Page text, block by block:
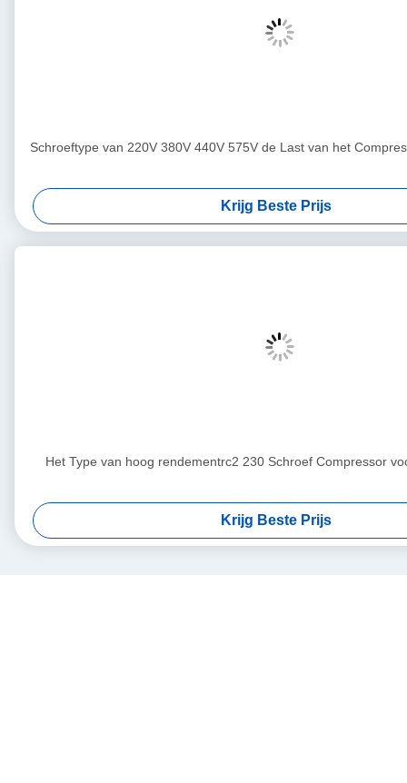
Schroeftype van 220V 380V 440V 575V de Last van het
Krijg Beste Prijs
Het Type van hoog rendementrc2 230 Schroef Compressor
Krijg Beste Prijs